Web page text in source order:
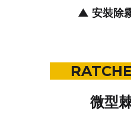
▲ 安裝除
微型